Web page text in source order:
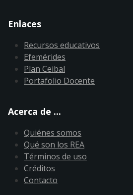
Enlaces
Recursos educativos
Efemérides
Plan Ceibal
Portafolio Docente
Acerca de ...
Quiénes somos
Qué son los REA
Términos de uso
Créditos
Contacto